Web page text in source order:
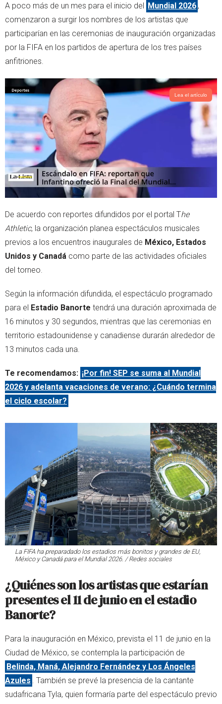
t
t
r
t
s
p
p
A poco más de un mes para el inicio del Mundial 2026 ,
comenzaron a surgir los nombres de los artistas que
participarían en las ceremonias de inauguración organizadas
por la FIFA en los partidos de apertura de los tres países
anfitriones.
Lea el artículo
De acuerdo con reportes difundidos por el portal The
Athletic, la organización planea espectáculos musicales
previos a los encuentros inaugurales de México, Estados
Unidos y Canadá como parte de las actividades oficiales
del torneo.
Según la información difundida, el espectáculo programado
para el Estadio Banorte tendrá una duración aproximada de
16 minutos y 30 segundos, mientras que las ceremonias en
territorio estadounidense y canadiense durarán alrededor de
13 minutos cada una.
Te recomendamos: ¡Por fin! SEP se suma al Mundial
2026 y adelanta vacaciones de verano: ¿Cuándo termina
el ciclo escolar?
La FIFA ha preparadado los estadios más bonitos y grandes de EU,
México y Canadá para el Mundial 2026. / Redes sociales
¿Quiénes son los artistas que estarían
presentes el 11 de junio en el estadio
Banorte?
Para la inauguración en México, prevista el 11 de junio en la
Ciudad de México, se contempla la participación de
Belinda, Maná, Alejandro Fernández y Los Ángeles
Azules . También se prevé la presencia de la cantante
sudafricana Tyla, quien formaría parte del espectáculo previo